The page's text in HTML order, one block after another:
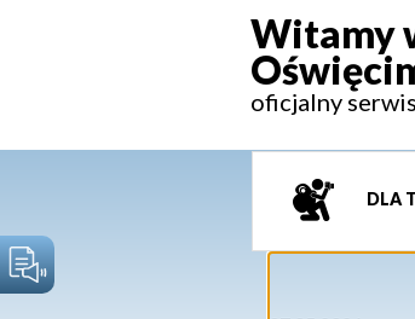
Witamy
oficjalny
DLA